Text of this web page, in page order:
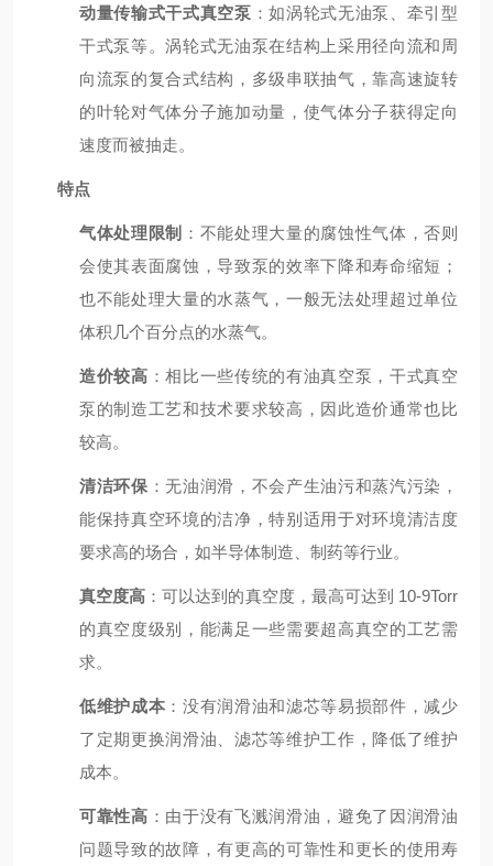
动量传输式干式真空泵 ：如涡轮式无油泵、牵引型
干式泵等。涡轮式无油泵在结构上采用径向流和周
向流泵的复合式结构，多级串联抽气，靠高速旋转
的叶轮对气体分子施加动量，使气体分子获得定向
速度而被抽走。
特点
气体处理限制 ：不能处理大量的腐蚀性气体，否则
会使其表面腐蚀，导致泵的效率下降和寿命缩短；
也不能处理大量的水蒸气，一般无法处理超过单位
体积几个百分点的水蒸气。
造价较高 ：相比一些传统的有油真空泵，干式真空
泵的制造工艺和技术要求较高，因此造价通常也比
较高。
清洁环保 ：无油润滑，不会产生油污和蒸汽污染，
能保持真空环境的洁净，特别适用于对环境清洁度
要求高的场合，如半导体制造、制药等行业。
真空度高 ：可以达到的真空度，最高可达到 10-9Torr
的真空度级别，能满足一些需要超高真空的工艺需
求。
低维护成本 ：没有润滑油和滤芯等易损部件，减少
了定期更换润滑油、滤芯等维护工作，降低了维护
成本。
可靠性高 ：由于没有飞溅润滑油，避免了因润滑油
问题导致的故障，有更高的可靠性和更长的使用寿